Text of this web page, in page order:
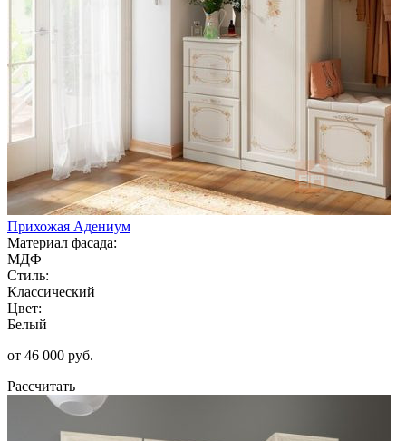
Прихожая Адениум
Материал фасада:
МДФ
Стиль:
Классический
Цвет:
Белый
от 46 000 руб.
Рассчитать